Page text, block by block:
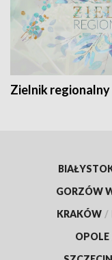
Zielnik regionalny
GORZÓW
KRAKÓW /
OPOLE